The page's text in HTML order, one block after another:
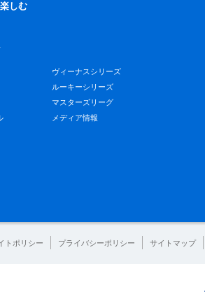
しむ
ヴィーナスシリーズ
ルーキーシリーズ
マスターズリーグ
メディア情報
トポリシー プライバシーポリシー サイトマップ